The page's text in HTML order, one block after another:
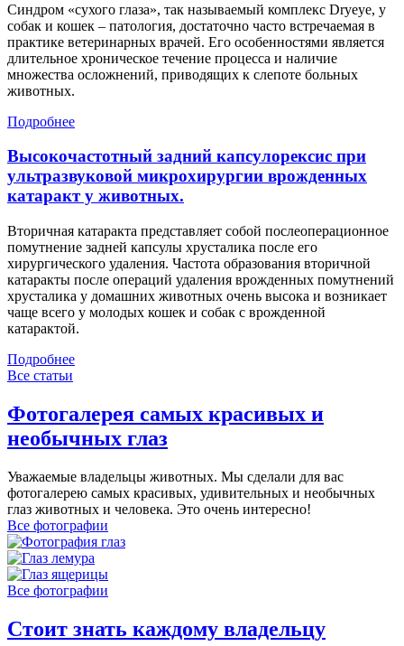
Синдром «сухого глаза», так называемый комплекс Dryeye, у
собак и кошек – патология, достаточно часто встречаемая в
практике ветеринарных врачей. Его особенностями является
длительное хроническое течение процесса и наличие
множества осложнений, приводящих к слепоте больных
животных.
Подробнее
Высокочастотный задний капсулорексис при
ультразвуковой микрохирургии врожденных
катаракт у животных.
Вторичная катаракта представляет собой послеоперационное
помутнение задней капсулы хрусталика после его
хирургического удаления. Частота образования вторичной
катаракты после операций удаления врожденных помутнений
хрусталика у домашних животных очень высока и возникает
чаще всего у молодых кошек и собак с врожденной
катарактой.
Подробнее
Все статьи
Фотогалерея самых красивых и
необычных глаз
Уважаемые владельцы животных. Мы сделали для вас
фотогалерею самых красивых, удивительных и необычных
глаз животных и человека. Это очень интересно!
Все фотографии
Все фотографии
Стоит знать каждому владельцу